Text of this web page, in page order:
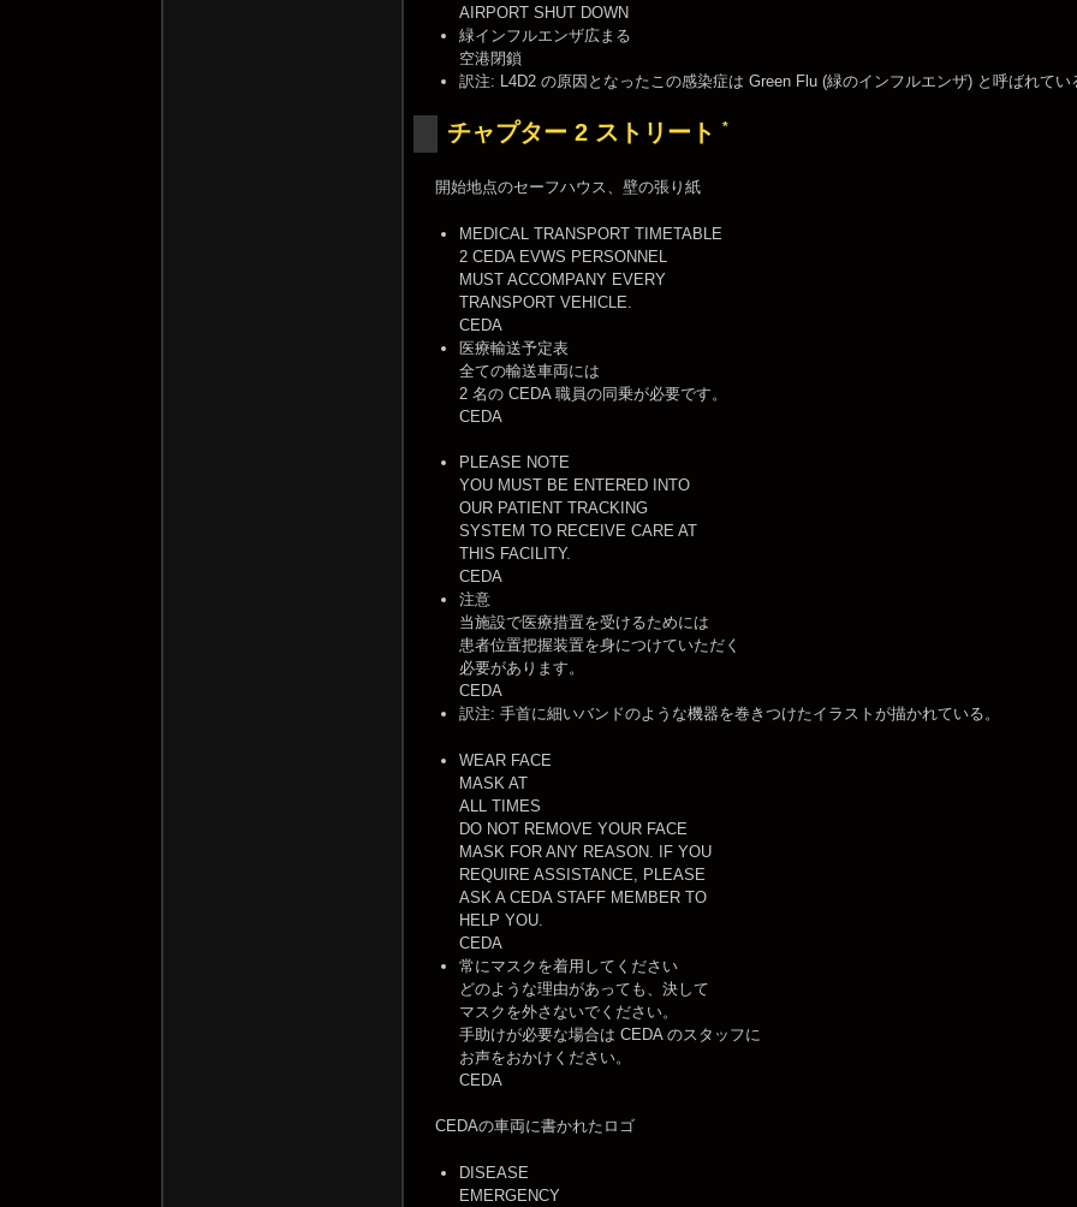
AIRPORT SHUT DOWN
緑インフルエンザ広まる
空港閉鎖
訳注: L4D2 の原因となったこの感染症は Green Flu (緑のインフルエンザ) と呼ばれてい
チャプター 2 ストリート *
開始地点のセーフハウス、壁の張り紙
MEDICAL TRANSPORT TIMETABLE
2 CEDA EVWS PERSONNEL
MUST ACCOMPANY EVERY
TRANSPORT VEHICLE.
CEDA
医療輸送予定表
全ての輸送車両には
2 名の CEDA 職員の同乗が必要です。
CEDA
PLEASE NOTE
YOU MUST BE ENTERED INTO
OUR PATIENT TRACKING
SYSTEM TO RECEIVE CARE AT
THIS FACILITY.
CEDA
注意
当施設で医療措置を受けるためには
患者位置把握装置を身につけていただく
必要があります。
CEDA
訳注: 手首に細いバンドのような機器を巻きつけたイラストが描かれている。
WEAR FACE
MASK AT
ALL TIMES
DO NOT REMOVE YOUR FACE
MASK FOR ANY REASON. IF YOU
REQUIRE ASSISTANCE, PLEASE
ASK A CEDA STAFF MEMBER TO
HELP YOU.
CEDA
常にマスクを着用してください
どのような理由があっても、決して
マスクを外さないでください。
手助けが必要な場合は CEDA のスタッフに
お声をおかけください。
CEDA
CEDAの車両に書かれたロゴ
DISEASE
EMERGENCY